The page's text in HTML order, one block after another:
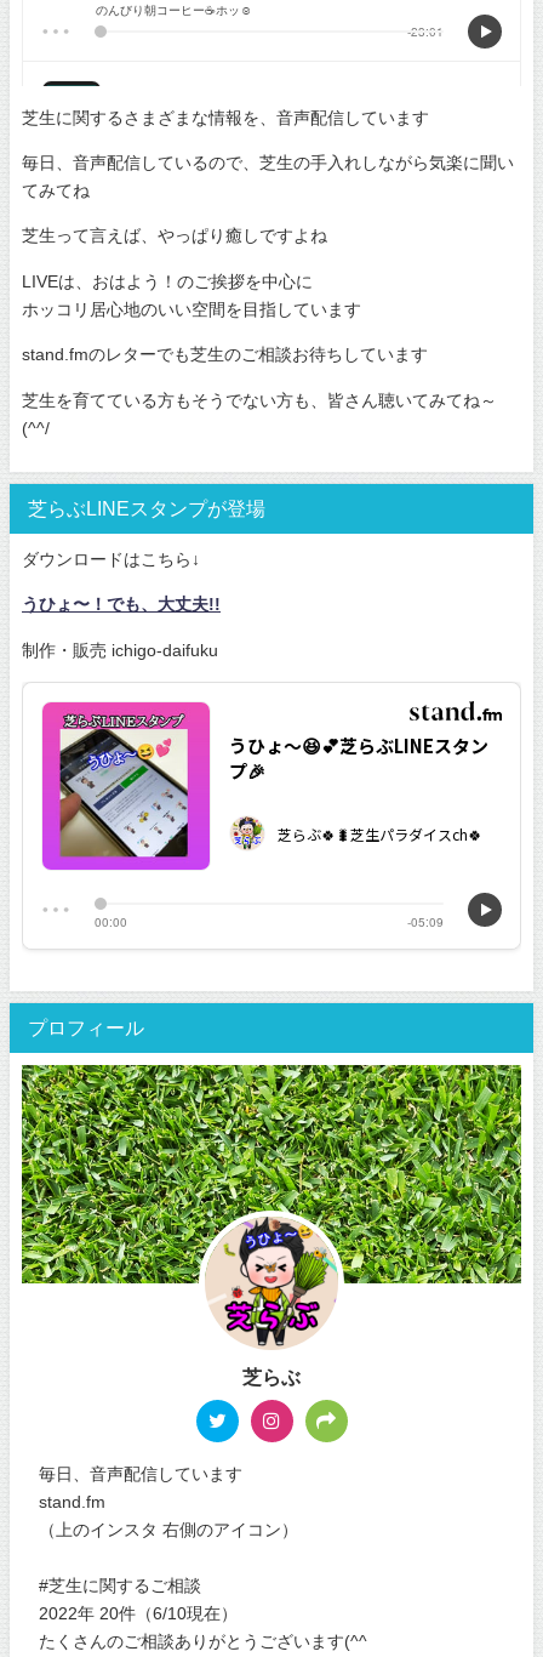
芝生に関するさまざまな情報を、音声配信しています
毎日、音声配信しているので、芝生の手入れしながら気楽に聞い
てみてね
芝生って言えば、やっぱり癒しですよね
LIVEは、おはよう！のご挨拶を中心に
ホッコリ居心地のいい空間を目指しています
stand.fmのレターでも芝生のご相談お待ちしています
芝生を育てている方もそうでない方も、皆さん聴いてみてね～
(^^/
芝らぶLINEスタンプが登場
ダウンロードはこちら↓
うひょ〜！でも、大丈夫!!
制作・販売 ichigo-daifuku
プロフィール
芝らぶ
毎日、音声配信しています
stand.fm
（上のインスタ 右側のアイコン）
#芝生に関するご相談
2022年 20件（6/10現在）
たくさんのご相談ありがとうございます(^^